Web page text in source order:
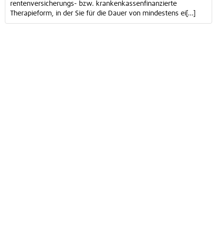
rentenversicherungs- bzw. krankenkassenfinanzierte
Therapieform, in der Sie für die Dauer von mindestens ei[...]